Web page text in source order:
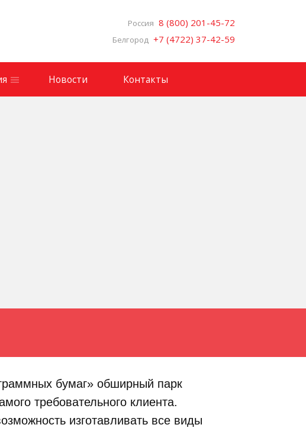
Россия 8 (800) 201-45-72
Белгород +7 (4722) 37-42-59
Новости Контакты
бумаг» обширный парк
требовательного клиента.
изготавливать все виды